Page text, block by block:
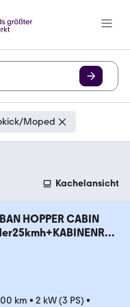
Moped
Kachelansicht
HOPPER CABIN
km • 2 kW (3 PS) •